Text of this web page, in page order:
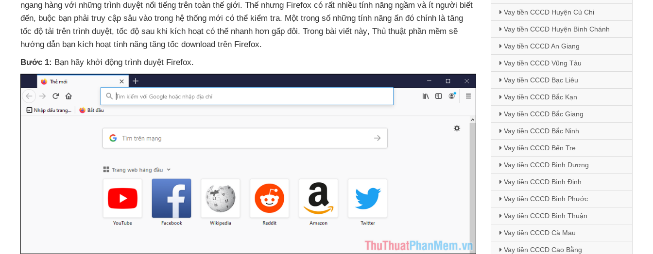
ngang hàng với những trình duyệt nổi tiếng trên toàn thế giới. Thế nhưng Firefox có rất nhiều tính năng ngầm và ít người biết
đến, buộc bạn phải truy cập sâu vào trong hệ thống mới có thể kiểm tra. Một trong số những tính năng ẩn đó chính là tăng
tốc độ tải trên trình duyệt, tốc độ sau khi kích hoạt có thể nhanh hơn gấp đôi. Trong bài viết này, Thủ thuật phần mềm sẽ
hướng dẫn bạn kích hoạt tính năng tăng tốc download trên Firefox.
Bước 1: Bạn hãy khởi động trình duyệt Firefox.
Vay tiền CCCD Huyện Củ Chi
Vay tiền CCCD Huyện Bình Chánh
Vay tiền CCCD An Giang
Vay tiền CCCD Vũng Tàu
Vay tiền CCCD Bạc Liêu
Vay tiền CCCD Bắc Kạn
Vay tiền CCCD Bắc Giang
Vay tiền CCCD Bắc Ninh
Vay tiền CCCD Bến Tre
Vay tiền CCCD Bình Dương
Vay tiền CCCD Bình Định
Vay tiền CCCD Bình Phước
Vay tiền CCCD Bình Thuận
Vay tiền CCCD Cà Mau
Vay tiền CCCD Cao Bằng